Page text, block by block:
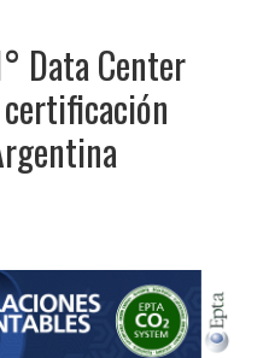
Data Center